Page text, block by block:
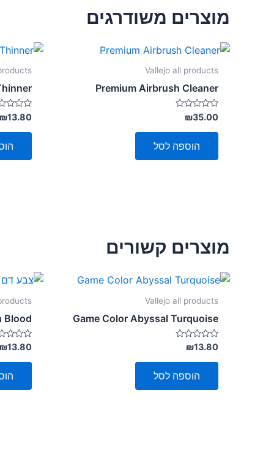
מוצרים משודרגים
Vallejo all products
Premium Airbrush Cleaner
דורג
0
מתוך
₪35.00
הוספה לסל
דורג
0
מתוך
13.80
מוצרים קשורים
Vallejo all products
Game Color Abyssal Turquoise
דורג
0
מתוך
₪13.80
הוספה לסל
Blood
דורג
0
מתוך
13.80